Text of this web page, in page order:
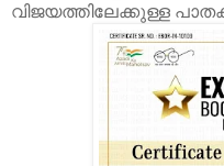
വിജയത്തിലേക്കുള്ള